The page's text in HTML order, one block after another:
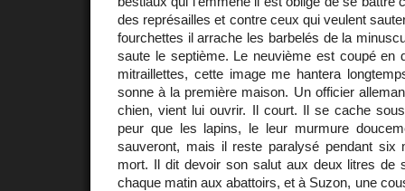
des représailles et contre ceux qui veulent
fourchettes il arrache les barbelés de la
saute le septième. Le neuvième est coupé en
mitraillettes, cette image me hantera
sonne à la première maison. Un officier
chien, vient lui ouvrir. Il court. Il se cache
peur que les lapins, le leur murmure
sauveront, mais il reste paralysé pendant
mort. Il dit devoir son salut aux deux litres de
chaque matin aux abattoirs, et à Suzon, une